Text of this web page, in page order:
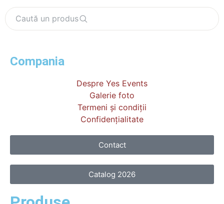
Caută un produs
Compania
Despre Yes Events
Galerie foto
Termeni și condiții
Confidențialitate
Contact
Catalog 2026